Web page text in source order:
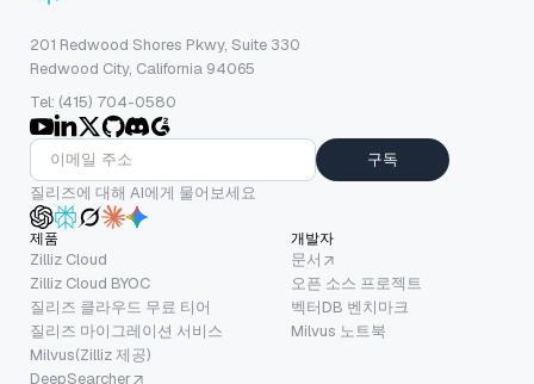
201 Redwood Shores Pkwy, Suite 330
Redwood City, California 94065
Tel: (415) 704-0580
구독
질리즈에 대해 AI에게 물어보세요
제품
Zilliz Cloud
Zilliz Cloud BYOC
질리즈 클라우드 무료 티어
질리즈 마이그레이션 서비스
Milvus(Zilliz 제공)
DeepSearcher
개발자
문서
오픈 소스 프로젝트
벡터DB 벤치마크
Milvus 노트북